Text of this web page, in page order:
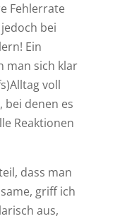
Fehlerrate
bei
Ein
man sich klar
voll
denen es
Reaktionen
dass man
griff ich
aus,